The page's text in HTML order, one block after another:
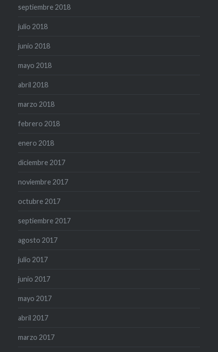
septiembre 2018
julio 2018
junio 2018
mayo 2018
abril 2018
marzo 2018
febrero 2018
enero 2018
diciembre 2017
noviembre 2017
octubre 2017
septiembre 2017
agosto 2017
julio 2017
junio 2017
mayo 2017
abril 2017
marzo 2017